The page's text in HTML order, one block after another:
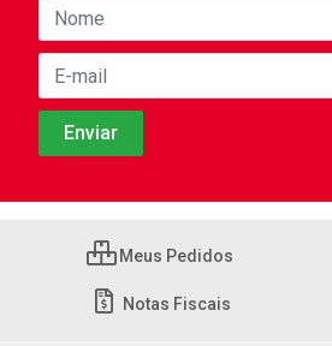
Meus Pedidos
Notas Fiscais